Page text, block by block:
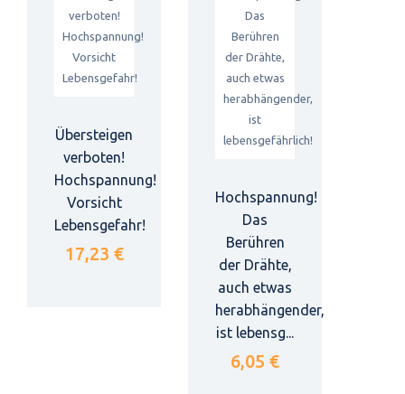
Übersteigen
verboten!
Hochspannung!
Vorsicht
Lebensgefahr!
17,23 €
Hochspannung!
Das
Berühren
der Drähte,
auch etwas
herabhängender,
ist lebensg...
6,05 €